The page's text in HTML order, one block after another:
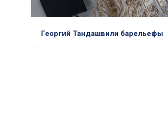
Георгий Тандашвили барельефы